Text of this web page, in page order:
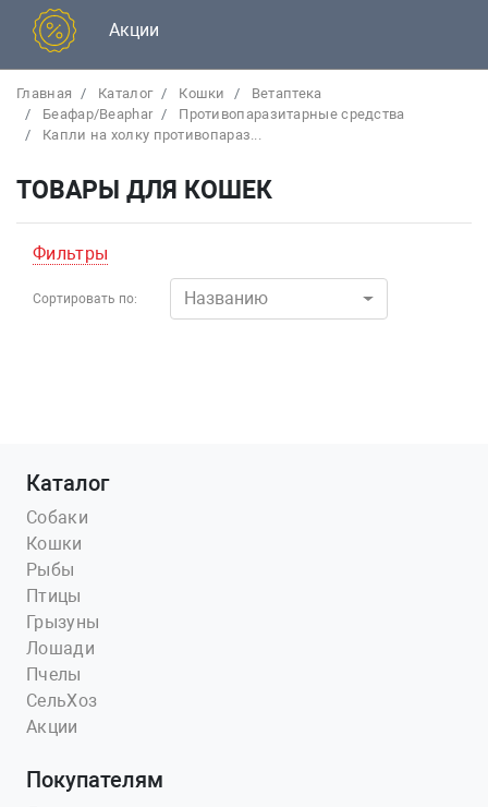
Акции
Главная Каталог Кошки
Bетаптека
Беафар/Beaphar
Противопаразитарные средства
Капли на холку противопараз...
ТОВАРЫ ДЛЯ КОШЕК
Фильтры
Сортировать по: Названию
Каталог
Собаки
Кошки
Рыбы
Птицы
Грызуны
Лошади
Пчелы
СельХоз
Акции
Покупателям